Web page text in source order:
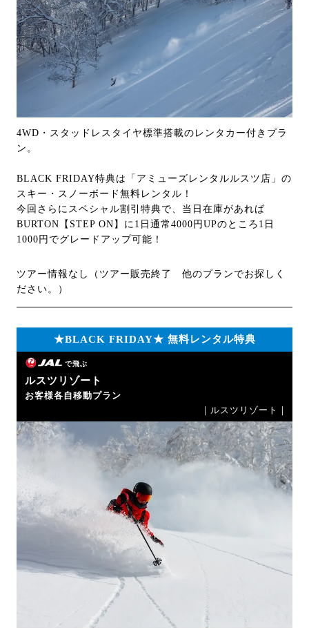
4WD・スタッドレスタイヤ標準搭載のレンタカー付きプラ
ン。
BLACK FRIDAY特典は「アミューズレンタルルスツ店」の
スキー・スノーボード無料レンタル！
今回さらにスペシャル割引特典で、当日在庫があれば
BURTON【STEP ON】に1日通常4000円UPのところ1日
1000円でグレードアップ可能！
ツアー情報なし（ツアー販売終了 他のプランでお探しく
ださい。）
★BLACK FRIDAY★ 無料レンタル特典
で飛ぶ
ルスツリゾート
お客様各自移動プラン
｜ルスツリゾート｜